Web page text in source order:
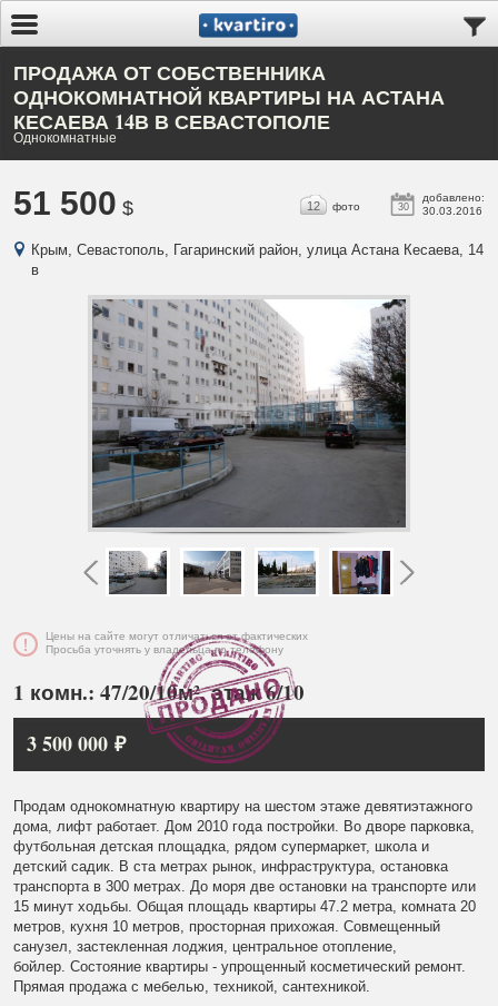
ПРОДАЖА ОТ СОБСТВЕННИКА
ОДНОКОМНАТНОЙ КВАРТИРЫ НА АСТАНА
КЕСАЕВА 14В В СЕВАСТОПОЛЕ
Однокомнатные
51 500 $ 30
добавлено:
30.03.2016
12 фото
Крым, Севастополь, Гагаринский район, улица Астана Кесаева, 14
в
Цены на сайте могут отличаться от фактических
Просьба уточнять у владельца по телефону
1 комн.: 47/20/10м², этаж 6/10
3 500 000 ₽
Продам однокомнатную квартиру на шестом этаже девятиэтажного
дома, лифт работает. Дом 2010 года постройки. Во дворе парковка,
футбольная детская площадка, рядом супермаркет, школа и
детский садик. В ста метрах рынок, инфраструктура, остановка
транспорта в 300 метрах. До моря две остановки на транспорте или
15 минут ходьбы. Общая площадь квартиры 47.2 метра, комната 20
метров, кухня 10 метров, просторная прихожая. Совмещенный
санузел, застекленная лоджия, центральное отопление,
бойлер. Состояние квартиры - упрощенный косметический ремонт.
Прямая продажа с мебелью, техникой, сантехникой.